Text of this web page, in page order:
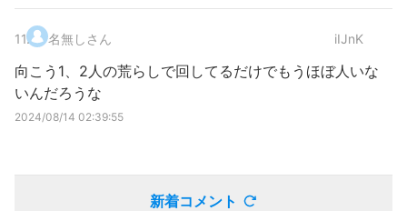
11. 名無しさん iIJnK
向こう1、2人の荒らしで回してるだけでもうほぼ人いな
いんだろうな
2024/08/14 02:39:55
新着コメント